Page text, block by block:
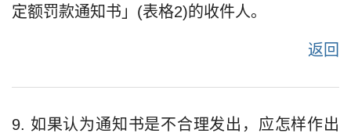
定额罚款通知书」(表格2)的收件人。
返回
9. 如果认为通知书是不合理发出，应怎样作出